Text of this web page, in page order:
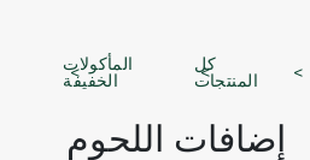
KSA
كل
المنتجات
المأكولات
الخفيفة
إضافات اللحوم